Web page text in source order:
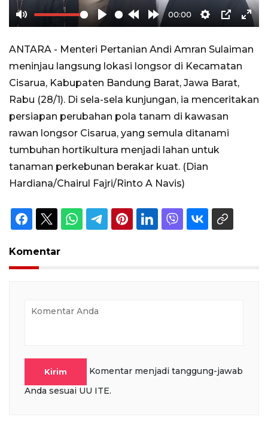
Mute Play
Rewind
10s
Forward
10s
00:00
Settings
PIP
ANTARA - Menteri Pertanian Andi Amran Sulaiman
meninjau langsung lokasi longsor di Kecamatan
Cisarua, Kabupaten Bandung Barat, Jawa Barat,
Rabu (28/1). Di sela-sela kunjungan, ia menceritakan
persiapan perubahan pola tanam di kawasan
rawan longsor Cisarua, yang semula ditanami
tumbuhan hortikultura menjadi lahan untuk
tanaman perkebunan berakar kuat. (Dian
Hardiana/Chairul Fajri/Rinto A Navis)
Komentar
Kirim
Komentar menjadi tanggung-jawab
Anda sesuai UU ITE.